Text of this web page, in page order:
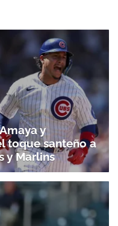
y
toque santeño a
y Marlins